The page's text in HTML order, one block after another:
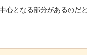
心となる部分があるのだと